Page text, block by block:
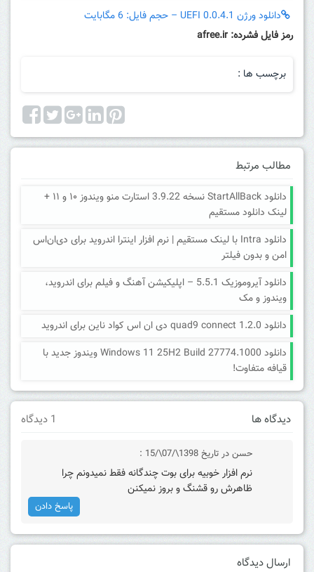
دانلود ورژن 0.0.4.1 UEFI – حجم فایل: 6 مگابایت
رمز فایل فشرده: afree.ir
برچسب ها :
مطالب مرتبط
دانلود StartAllBack نسخه 3.9.22 استارت منو ویندوز ۱۰ و ۱۱ +
لینک دانلود مستقیم
دانلود Intra با لینک مستقیم | نرم افزار اینترا اندروید برای دی‌ان‌اس
امن و بدون فیلتر
دانلود آیروموزیک 5.5.1 – اپلیکیشن آهنگ و فیلم برای اندروید،
ویندوز و مک
دانلود quad9 connect 1.2.0 دی ان اس کواد ناین برای اندروید
دانلود Windows 11 25H2 Build 27774.1000 ویندوز جدید با
قیافه متفاوت!
دیدگاه ها 1 دیدگاه
حسن در تاریخ 1398\/07\/15 :
نرم افزار خوبیه برای بوت چندگانه فقط نمیدونم چرا
ظاهرش رو قشنگ و بروز نمیکنن
پاسخ دادن
ارسال دیدگاه